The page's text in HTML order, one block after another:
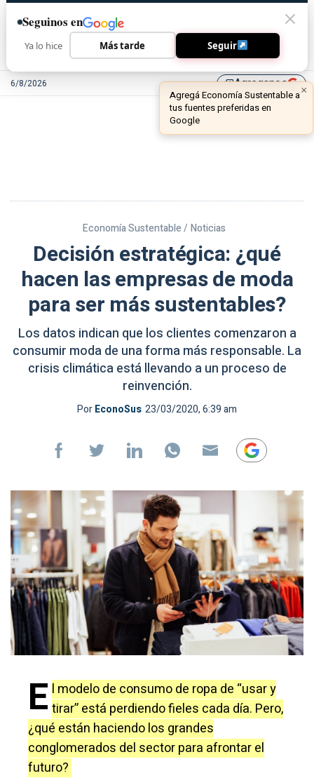
6/8/2026 library_addAgreganos
Economía Sustentable / Noticias
Decisión estratégica: ¿qué
hacen las empresas de moda
para ser más sustentables?
Los datos indican que los clientes comenzaron a
consumir moda de una forma más responsable. La
crisis climática está llevando a un proceso de
reinvención.
PorEconoSus 23/03/2020, 6:39 am
E l modelo de consumo de ropa de “usar y
tirar” está perdiendo fieles cada día. Pero,
¿qué están haciendo los grandes
conglomerados del sector para afrontar el
futuro?
Seguinos en
Ya lo hice Más tarde Seguir